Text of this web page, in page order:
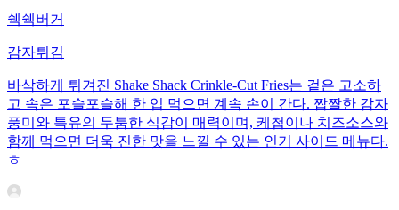
쉑쉑버거
감자튀김
바삭하게 튀겨진 Shake Shack Crinkle‑Cut Fries는 겉은 고소하
고 속은 포슬포슬해 한 입 먹으면 계속 손이 간다. 짭짤한 감자
풍미와 특유의 두툼한 식감이 매력이며, 케첩이나 치즈소스와
함께 먹으면 더욱 진한 맛을 느낄 수 있는 인기 사이드 메뉴다.
ㅎ